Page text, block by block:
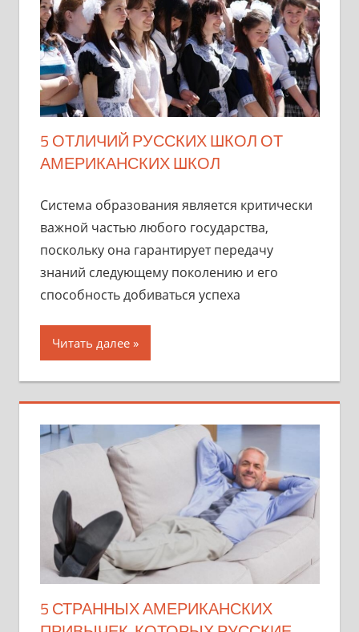
5 ОТЛИЧИЙ РУССКИХ ШКОЛ ОТ
АМЕРИКАНСКИХ ШКОЛ
Система образования является критически
важной частью любого государства,
поскольку она гарантирует передачу
знаний следующему поколению и его
способность добиваться успеха
Читать далее
5 СТРАННЫХ АМЕРИКАНСКИХ